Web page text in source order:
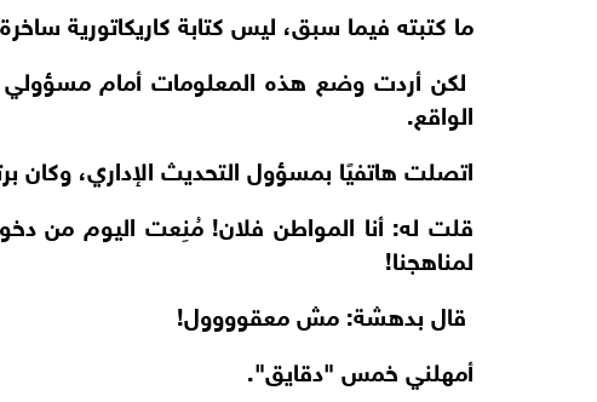
ما كتبته فيما سبق، ليس كتابة كاريكاتورية
لكن أردت وضع هذه المعلومات أمام مسؤولي
الواقع.
اتصلت هاتفيًا بمسؤول التحديث الإداري، وكان
قلت له: أنا المواطن فلان! مُنِعت اليوم من
لمناهجنا!
قال بدهشة: مش معقوووول!
أمهلني خمس "دقايق".